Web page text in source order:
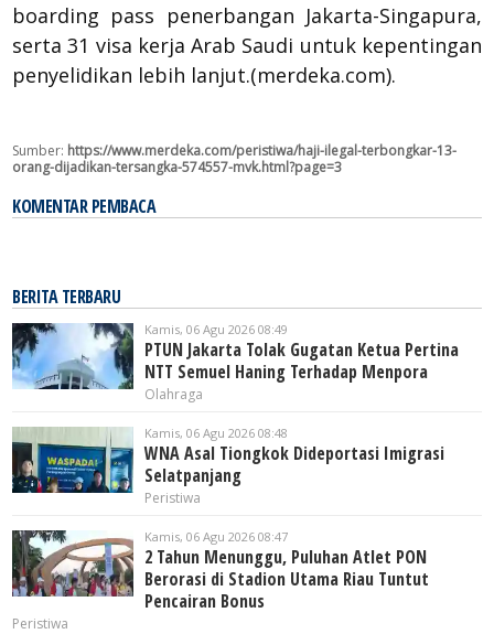
boarding pass penerbangan Jakarta-Singapura,
serta 31 visa kerja Arab Saudi untuk kepentingan
penyelidikan lebih lanjut.(merdeka.com).
Sumber: https://www.merdeka.com/peristiwa/haji-ilegal-terbongkar-13-
orang-dijadikan-tersangka-574557-mvk.html?page=3
KOMENTAR PEMBACA
BERITA TERBARU
Kamis, 06 Agu 2026 08:49
PTUN Jakarta Tolak Gugatan Ketua Pertina
NTT Semuel Haning Terhadap Menpora
Olahraga
Kamis, 06 Agu 2026 08:48
WNA Asal Tiongkok Dideportasi Imigrasi
Selatpanjang
Peristiwa
Kamis, 06 Agu 2026 08:47
2 Tahun Menunggu, Puluhan Atlet PON
Berorasi di Stadion Utama Riau Tuntut
Pencairan Bonus
Peristiwa